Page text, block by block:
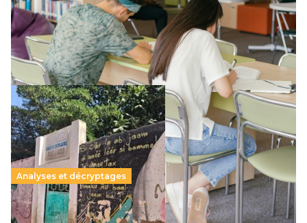
Le projet de loi sur la régulation de l’enseignement
supérieur privé met en lumière l’amplification d’un système
qui relègue l’acte pédagogique au superfétatoire, voire à…
Lire la suite →
Analyses et décryptages
258 millions d’enfants victimes de la guerre, des